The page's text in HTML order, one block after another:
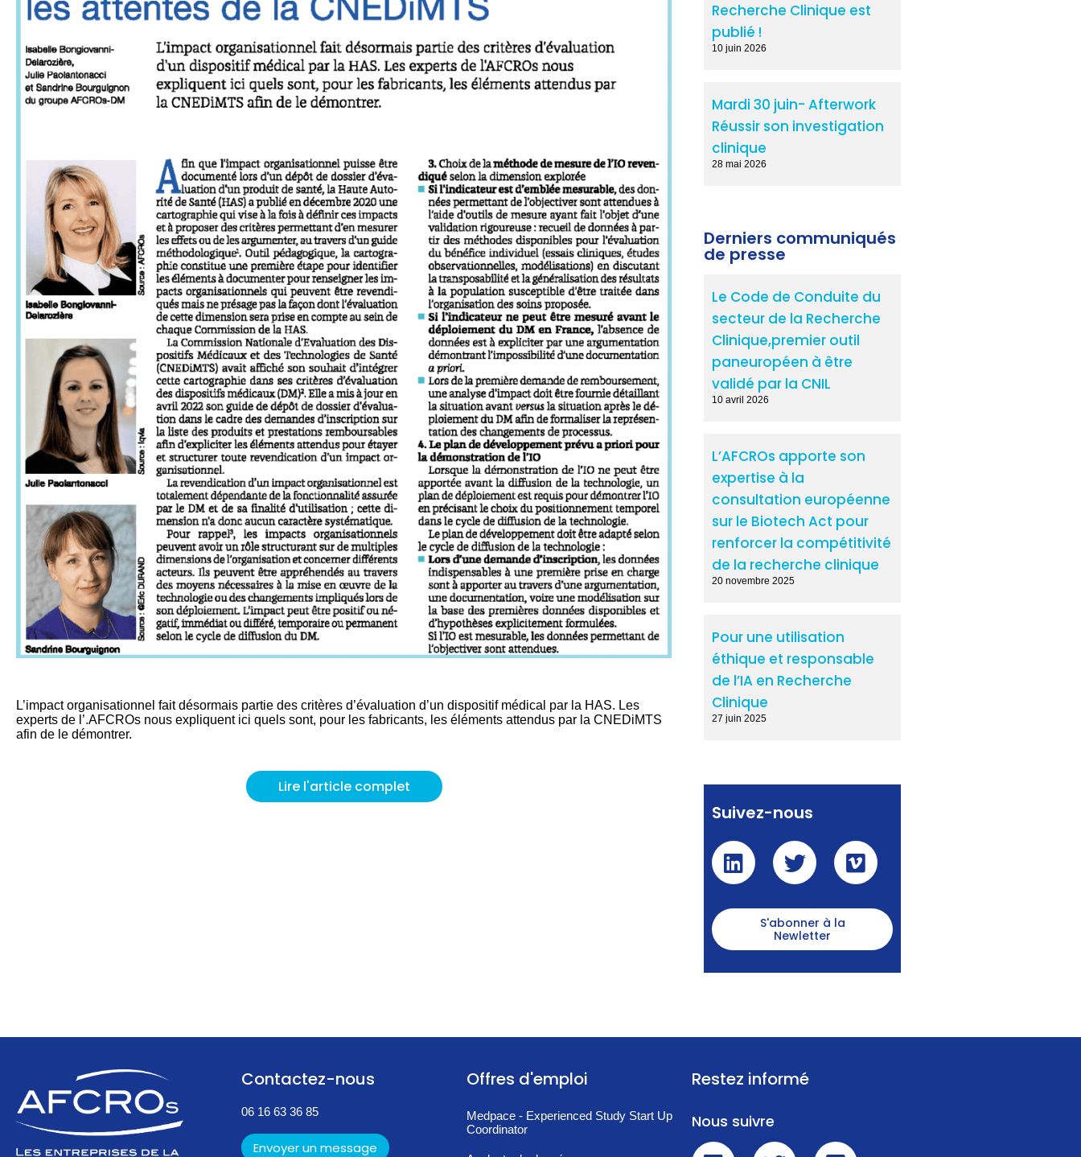
L’impact organisationnel fait désormais partie des critères d’évaluation d’un dispositif médical par la HAS. Les
experts de l’.AFCROs nous expliquent ici quels sont, pour les fabricants, les éléments attendus par la CNEDiMTS
afin de le démontrer.
Lire l'article complet
Recherche Clinique est
publié !
10 juin 2026
Mardi 30 juin- Afterwork
Réussir son investigation
clinique
28 mai 2026
Derniers communiqués
de presse
Le Code de Conduite du
secteur de la Recherche
Clinique,premier outil
paneuropéen à être
validé par la CNIL
10 avril 2026
L’AFCROs apporte son
expertise à la
consultation européenne
sur le Biotech Act pour
renforcer la compétitivité
de la recherche clinique
20 novembre 2025
Pour une utilisation
éthique et responsable
de l’IA en Recherche
Clinique
27 juin 2025
Suivez-nous
S'abonner à la
Newletter
Contactez-nous
06 16 63 36 85
Envoyer un message
Offres d'emploi
Medpace - Experienced Study Start Up
Coordinator
Restez informé
Nous suivre